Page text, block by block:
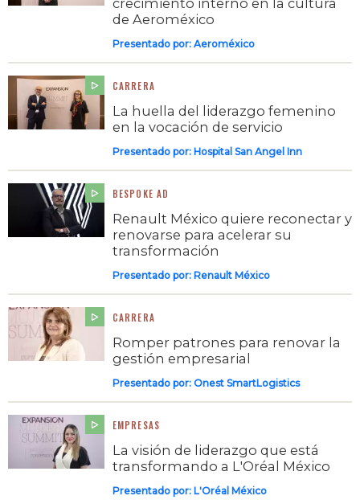
de Aeroméxico
Presentado por: Aeroméxico
CARRERA
La huella del liderazgo femenino
en la vocación de servicio
Presentado por: Hospital San Angel Inn
BESPOKE AD
Renault México quiere reconectar y
renovarse para acelerar su
transformación
Presentado por: Renault México
CARRERA
Romper patrones para renovar la
gestión empresarial
Presentado por: Onest SmartLogistics
EMPRESAS
La visión de liderazgo que está
transformando a L'Oréal México
Presentado por: L'Oréal México